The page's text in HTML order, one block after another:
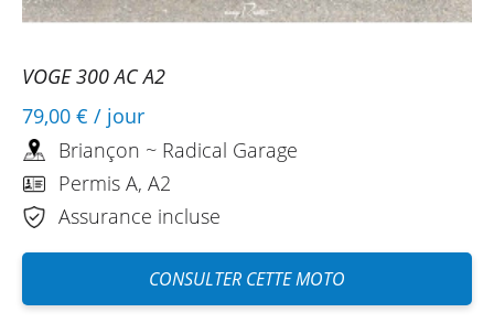
VOGE 300 AC A2
79,00 € / jour
Briançon ~ Radical Garage
Permis A, A2
Assurance incluse
CONSULTER CETTE MOTO